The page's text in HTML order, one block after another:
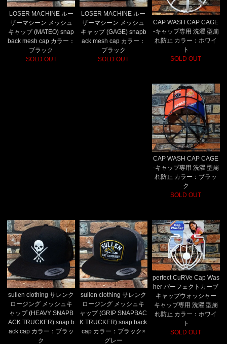
LOSER MACHINE ルー
ザーマシーン メッシュ
キャップ (MATEO) snap
back mesh cap カラー：
ブラック
SOLD OUT
LOSER MACHINE ルー
ザーマシーン メッシュ
キャップ (GAGE) snapb
ack mesh cap カラー：
ブラック
SOLD OUT
CAP WASH CAP CAGE
-キャップ専用 洗濯 型崩
れ防止 カラー：ホワイ
ト
SOLD OUT
CAP WASH CAP CAGE
-キャップ専用 洗濯 型崩
れ防止 カラー：ブラッ
ク
SOLD OUT
sullen clothing サレンク
ロージング メッシュキ
ャップ (HEAVY SNAPB
ACK TRUCKER) snap b
ack cap カラー：ブラッ
ク
sullen clothing サレンク
ロージング メッシュキ
ャップ (GRIP SNAPBAC
K TRUCKER) snap back
cap カラー：ブラック×
グレー
perfect CuRVe Cap Was
her パーフェクトカーブ
キャップウォッシャー
キャップ専用 洗濯 型崩
れ防止 カラー：ホワイ
ト
SOLD OUT